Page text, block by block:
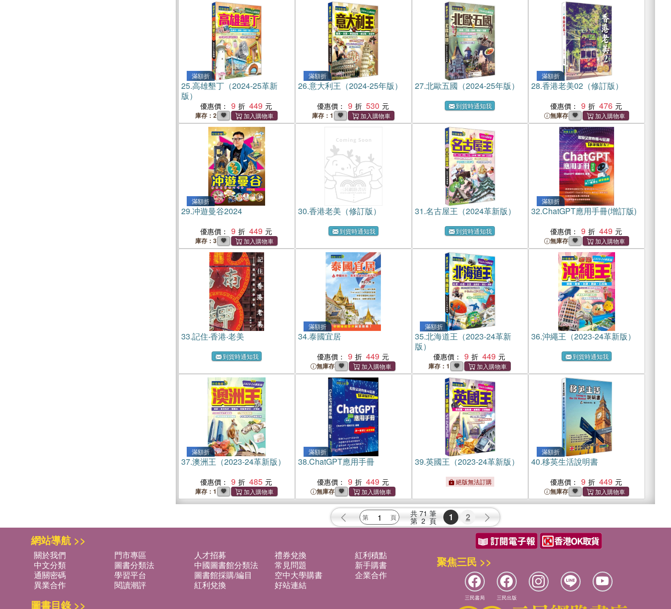
滿額折
25.高雄墾丁（2024-25革新
版）
優惠價： 9 449
庫存：2
滿額折
26.意大利王（2024-25年版）
優惠價： 9 530
庫存：1
27.北歐五國（2024-25年版）
到貨時通知我
滿額折
28.香港老美02（修訂版）
優惠價： 9 476
無庫存
滿額折
29.冲遊曼谷2024
優惠價： 9 449
庫存：3
30.香港老美（修訂版）
到貨時通知我
31.名古屋王（2024革新版）
到貨時通知我
滿額折
32.ChatGPT應用手冊(增訂版)
優惠價： 9 449
無庫存
33.記住‧香港‧老美
到貨時通知我
滿額折
34.泰國宜居
優惠價： 9 449
無庫存
滿額折
35.北海道王（2023-24革新
版）
優惠價： 9 449
庫存：1
36.沖繩王（2023-24革新版）
到貨時通知我
滿額折
37.澳洲王（2023-24革新版）
優惠價： 9 485
庫存：1
滿額折
38.ChatGPT應用手冊
優惠價： 9 449
無庫存
39.英國王（2023-24革新版）
絕版無法訂購
滿額折
40.移英生活說明書
優惠價： 9 449
無庫存
共 71 筆
第 2 頁 1 2
網站導航 >>
關於我們 門市專區 人才招募 禮券兌換
紅利積點
中文分類
圖書分類法 中國圖書館分類法 常見問題
新手購書
通關密碼
學習平台 圖書館採購/編目 空中大學購書
企業合作
異業合作
閱讀潮評 紅利兌換 好站連結
圖書目錄 >>
聚焦三民 >>
三民書局 三民出版